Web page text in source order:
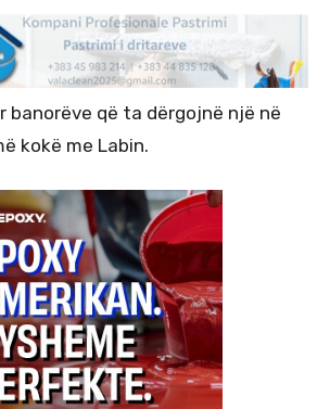
banorëve që ta dërgojnë një në
kokë me Labin.